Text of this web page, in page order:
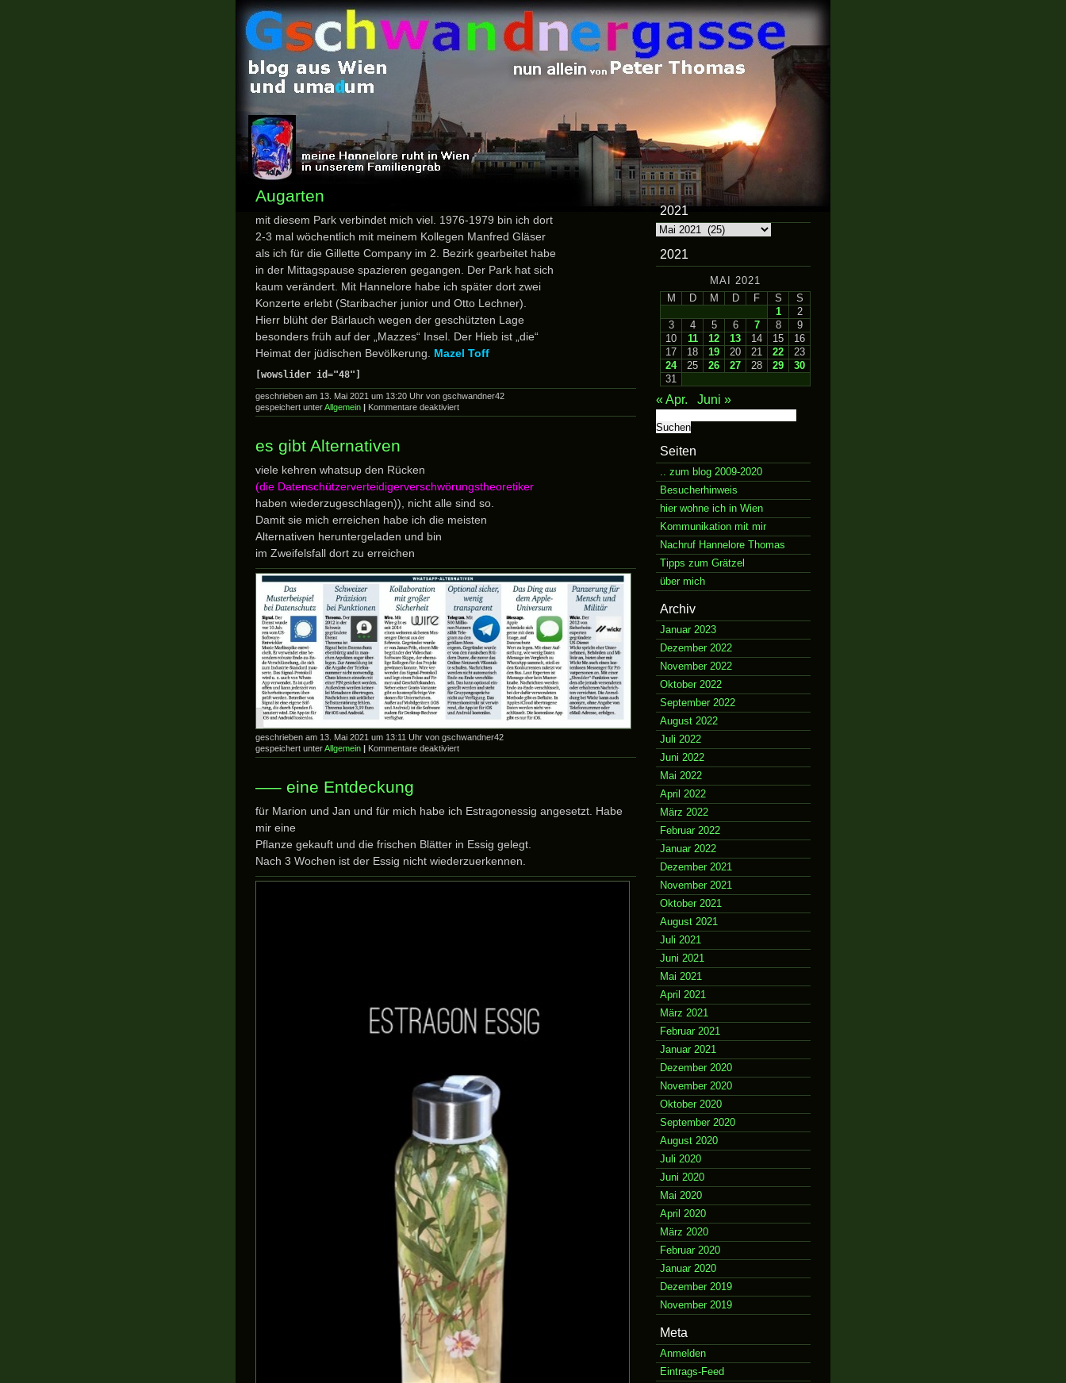
Augarten
mit diesem Park verbindet mich viel. 1976-1979 bin ich dort
2-3 mal wöchentlich mit meinem Kollegen Manfred Gläser
als ich für die Gillette Company im 2. Bezirk gearbeitet habe
in der Mittagspause spazieren gegangen. Der Park hat sich
kaum verändert. Mit Hannelore habe ich später dort zwei
Konzerte erlebt (Staribacher junior und Otto Lechner).
Hierr blüht der Bärlauch wegen der geschützten Lage
besonders früh auf der „Mazzes“ Insel. Der Hieb ist „die“
Heimat der jüdischen Bevölkerung. Mazel Toff
[wowslider id="48"]
geschrieben am 13. Mai 2021 um 13:20 Uhr von gschwandner42
gespeichert unterAllgemein | Kommentare deaktiviertfür
Augarten
es gibt Alternativen
viele kehren whatsup den Rücken
(die Datenschützerverteidigerverschwörungstheoretiker
haben wiederzugeschlagen)), nicht alle sind so.
Damit sie mich erreichen habe ich die meisten
Alternativen heruntergeladen und bin
im Zweifelsfall dort zu erreichen
geschrieben am 13. Mai 2021 um 13:11 Uhr von gschwandner42
gespeichert unterAllgemein | Kommentare deaktiviertfür
es
—– eine Entdeckung
für Marion und Jan und für mich habe ich Estragonessig angesetzt. Habe
mir eine
Pflanze gekauft und die frischen Blätter in Essig gelegt.
Nach 3 Wochen ist der Essig nicht wiederzuerkennen.
2021
2021
2021
MAI 2021
M
D M D F S
S
1
2
3
4 5 6 7 8
9
10
11 12 13 14 15
16
17
18 19 20 21 22
23
24
25 26 27 28 29
30
31
« Apr.
Juni »
nach:
Seiten
.. zum blog 2009-2020
Besucherhinweis
hier wohne ich in Wien
Kommunikation mit mir
Nachruf Hannelore Thomas
Tipps zum Grätzel
über mich
Archiv
Januar 2023
Dezember 2022
November 2022
Oktober 2022
September 2022
August 2022
Juli 2022
Juni 2022
Mai 2022
April 2022
März 2022
Februar 2022
Januar 2022
Dezember 2021
November 2021
Oktober 2021
August 2021
Juli 2021
Juni 2021
Mai 2021
April 2021
März 2021
Februar 2021
Januar 2021
Dezember 2020
November 2020
Oktober 2020
September 2020
August 2020
Juli 2020
Juni 2020
Mai 2020
April 2020
März 2020
Februar 2020
Januar 2020
Dezember 2019
November 2019
Meta
Anmelden
Eintrags-Feed